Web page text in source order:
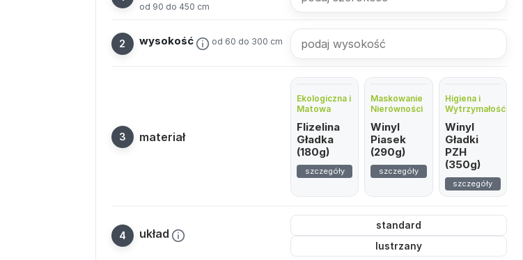
od 90 do 450 cm
wysokość od 60 do 300 cm
materiał
Ekologiczna i
Matowa
Flizelina
Gładka
(180g)
szczegóły
Maskowanie
Nierówności
Winyl
Piasek
(290g)
szczegóły
Higiena i
Wytrzymałość
Winyl
Gładki
PZH
(350g)
szczegóły
układ
standard
lustrzany